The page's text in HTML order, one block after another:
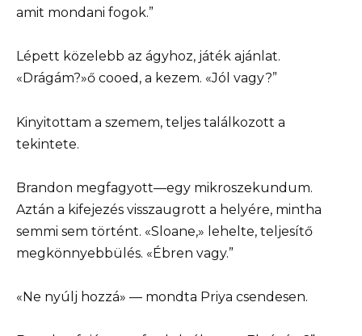
amit mondani fogok.”
Lépett közelebb az ágyhoz, játék ajánlat.
«Drágám?»ő cooed, a kezem. «Jól vagy?”
Kinyitottam a szemem, teljes találkozott a
tekintete.
Brandon megfagyott—egy mikroszekundum.
Aztán a kifejezés visszaugrott a helyére, mintha
semmi sem történt. «Sloane,» lehelte, teljesítő
megkönnyebbülés. «Ébren vagy.”
«Ne nyúlj hozzá» — mondta Priya csendesen.